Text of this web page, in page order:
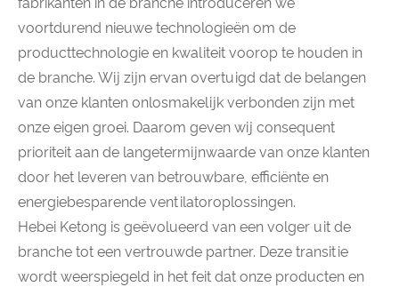
voortdurend nieuwe technologieën om de
producttechnologie en kwaliteit voorop te houden in
de branche. Wij zijn ervan overtuigd dat de belangen
van onze klanten onlosmakelijk verbonden zijn met
onze eigen groei. Daarom geven wij consequent
prioriteit aan de langetermijnwaarde van onze klanten
door het leveren van betrouwbare, efficiënte en
energiebesparende ventilatoroplossingen.
Hebei Ketong is geëvolueerd van een volger uit de
branche tot een vertrouwde partner. Deze transitie
wordt weerspiegeld in het feit dat onze producten en